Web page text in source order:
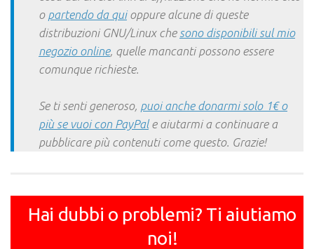
o partendo da quioppure alcune di queste
distribuzioni GNU/Linux che sono disponibili sul mio
negozio online, quelle mancanti possono essere
comunque richieste.
Se ti senti generoso, puoi anche donarmi solo 1€ o
più se vuoi con PayPale aiutarmi a continuare a
pubblicare più contenuti come questo. Grazie!
Hai dubbi o problemi? Ti aiutiamo
noi!